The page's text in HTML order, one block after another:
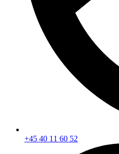
+45 40 11 60 52